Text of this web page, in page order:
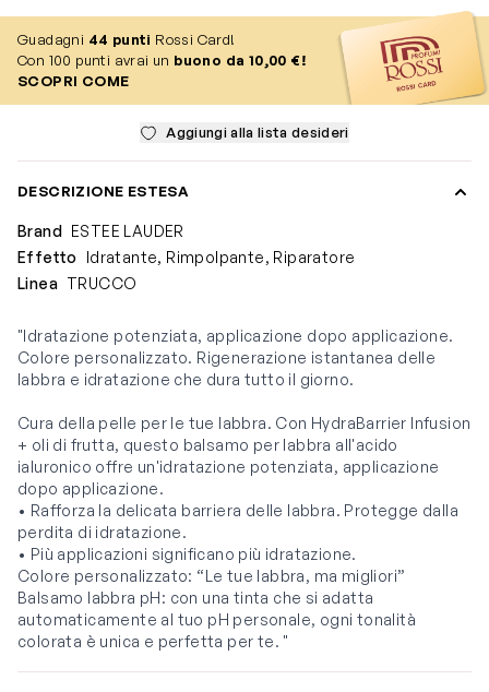
Guadagni 44 punti Rossi Card!
Con 100 punti avrai un buono da 10,00 €!
SCOPRI COME
Aggiungi alla lista desideri
DESCRIZIONE ESTESA
Brand ESTEE LAUDER
Effetto
Idratante, Rimpolpante, Riparatore
Linea TRUCCO
"Idratazione potenziata, applicazione dopo applicazione.
Colore personalizzato. Rigenerazione istantanea delle
labbra e idratazione che dura tutto il giorno.
Cura della pelle per le tue labbra. Con HydraBarrier Infusion
+ oli di frutta, questo balsamo per labbra all'acido
ialuronico offre un'idratazione potenziata, applicazione
dopo applicazione.
• Rafforza la delicata barriera delle labbra. Protegge dalla
perdita di idratazione.
• Più applicazioni significano più idratazione.
Colore personalizzato: “Le tue labbra, ma migliori”
Balsamo labbra pH: con una tinta che si adatta
automaticamente al tuo pH personale, ogni tonalità
colorata è unica e perfetta per te. "